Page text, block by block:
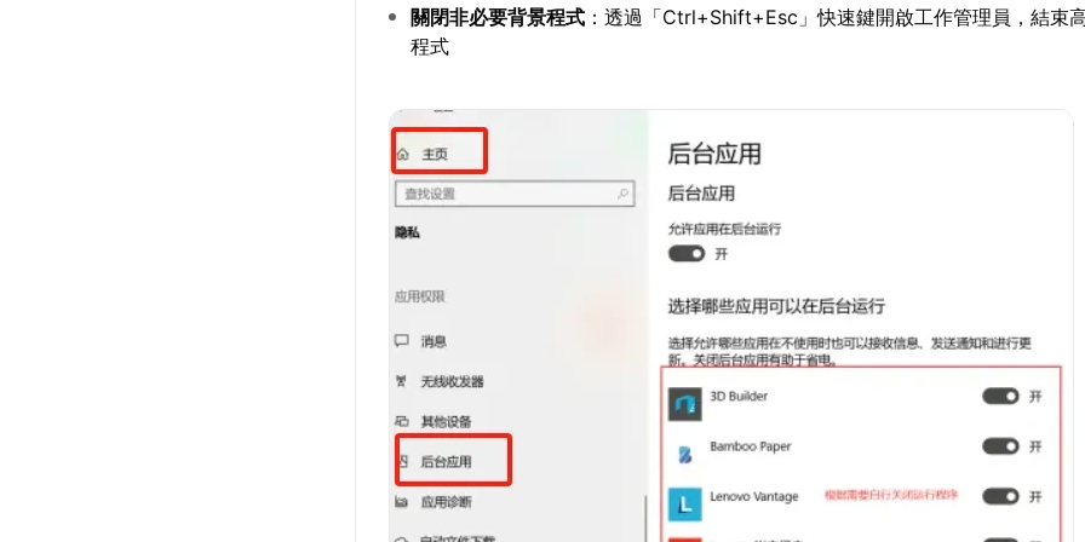
關閉非必要背景程式 ：透過「Ctrl+Shift+Esc」快速鍵開啟工作管理員，結束
程式